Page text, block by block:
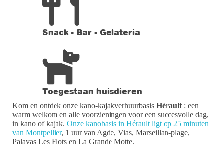
Snack - Bar - Gelateria
Toegestaan huisdieren
Kom en ontdek onze kano-kajakverhuurbasis Hérault : een
warm welkom en alle voorzieningen voor een succesvolle dag,
in kano of kajak. Onze kanobasis in Hérault ligt op 25 minuten
van Montpellier, 1 uur van Agde, Vias, Marseillan-plage,
Palavas Les Flots en La Grande Motte.